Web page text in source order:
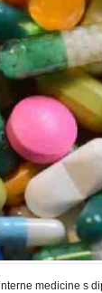
medicine s